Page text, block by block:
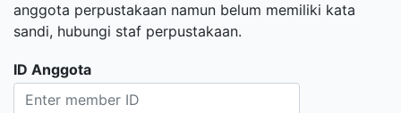
anggota perpustakaan namun belum memiliki kata
sandi, hubungi staf perpustakaan.
ID Anggota